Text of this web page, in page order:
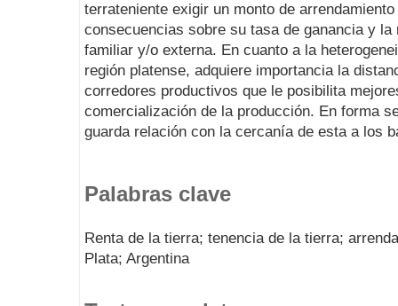
terrateniente exigir un monto de
consecuencias sobre su tasa de ganancia y
familiar y/o externa. En cuanto a la
región platense, adquiere importancia la
corredores productivos que le posibilita
comercialización de la producción. En forma
guarda relación con la cercanía de esta a los
Palabras clave
Renta de la tierra; tenencia de la tierra;
Plata; Argentina